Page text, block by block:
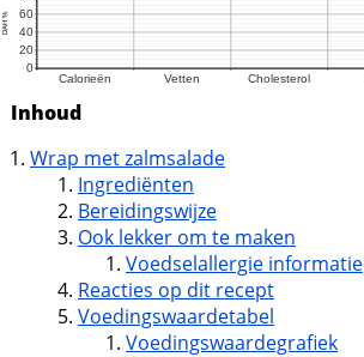
Inhoud
Wrap met zalmsalade
Ingrediënten
Bereidingswijze
Ook lekker om te maken
Voedselallergie informatie
Reacties op dit recept
Voedingswaardetabel
Voedingswaardegrafiek